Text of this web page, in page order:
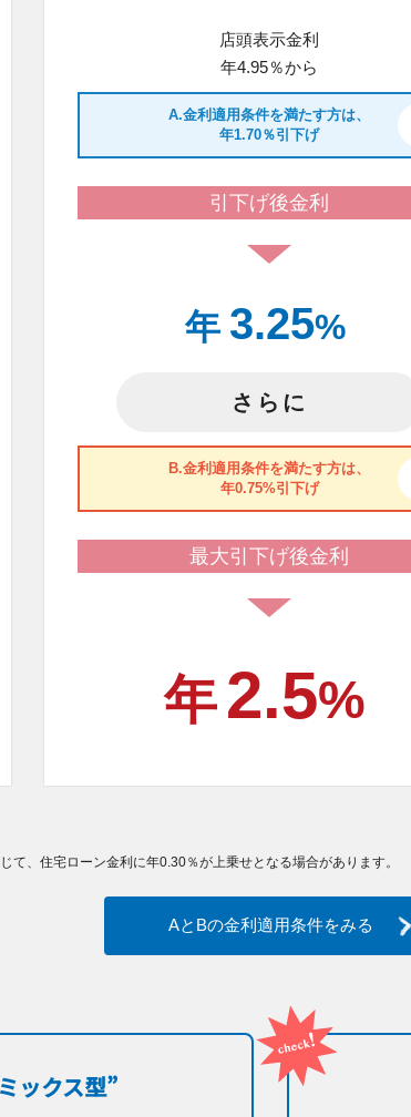
店頭表示金利
年4.95％から
A.金利適用条件を満たす方は、
年1.70％引下げ
引下げ後金利
年 3.25%
さらに
B.金利適用条件を満たす方は、
年0.75%引下げ
最大引下げ後金利
年2.5%
、住宅ローン金利に年0.30％が上乗せとなる場合があります。
AとBの金利適用条件をみる
ックス型”